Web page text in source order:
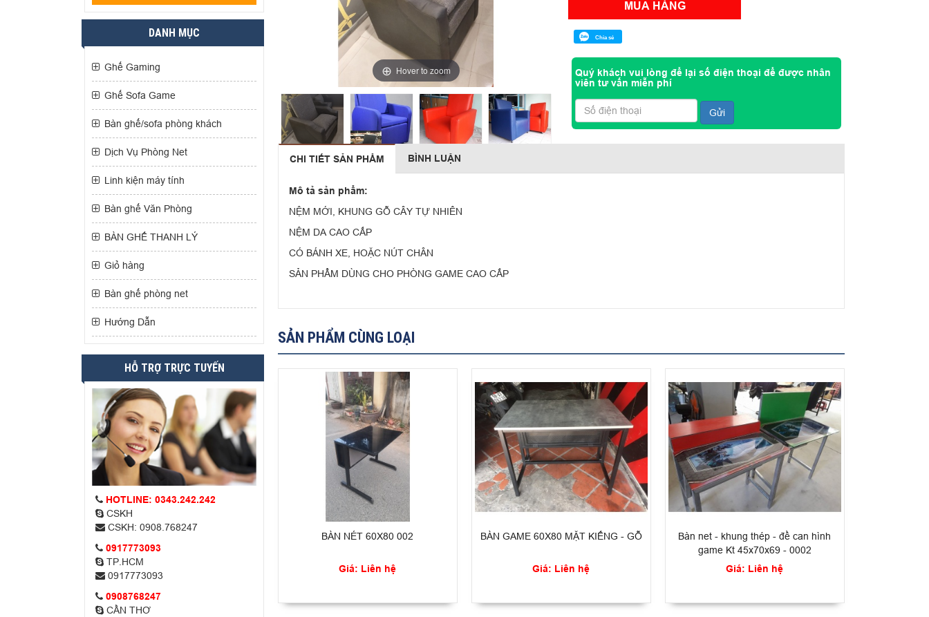
DANH MỤC
Ghế Gaming
Ghế Sofa Game
Bàn ghế/sofa phòng khách
Dịch Vụ Phòng Net
Linh kiện máy tính
Bàn ghế Văn Phòng
BÀN GHẾ THANH LÝ
Giỏ hàng
Bàn ghế phòng net
Hướng Dẫn
HỖ TRỢ TRỰC TUYẾN
HOTLINE: 0343.242.242
CSKH
CSKH: 0908.768247
0917773093
TP.HCM
0917773093
0908768247
CẦN THƠ
Hover to zoom
MUA HÀNG
Chia sẻ
Quý khách vui lòng để lại số điện thoại để được nhân
viên tư vấn miễn phí
Gửi
CHI TIẾT SẢN PHẨM BÌNH LUẬN
Mô tả sản phẩm:
NỆM MỚI, KHUNG GỖ CÂY TỰ NHIÊN
NỆM DA CAO CẤP
CÓ BÁNH XE, HOẶC NÚT CHÂN
SẢN PHẨM DÙNG CHO PHÒNG GAME CAO CẤP
SẢN PHẨM CÙNG LOẠI
BÀN NÉT 60X80 002
Giá: Liên hệ
BÀN GAME 60X80 MẶT KIẾNG - GỖ
Giá: Liên hệ
Bàn net - khung thép - đề can hình
game Kt 45x70x69 - 0002
Giá: Liên hệ